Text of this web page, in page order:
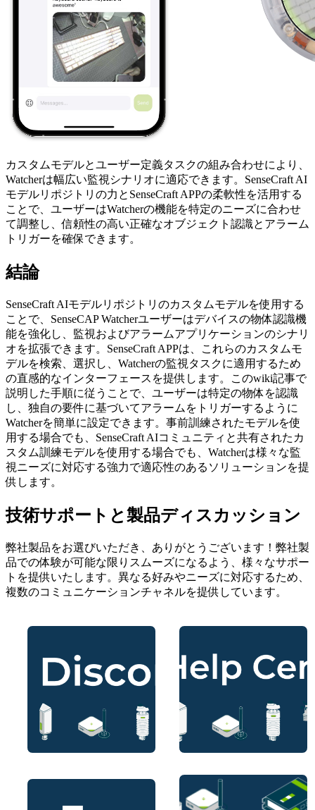
カスタムモデルとユーザー定義タスクの組み合わせにより、
Watcherは幅広い監視シナリオに適応できます。SenseCraft AI
モデルリポジトリの力とSenseCraft APPの柔軟性を活用する
ことで、ユーザーはWatcherの機能を特定のニーズに合わせ
て調整し、信頼性の高い正確なオブジェクト認識とアラーム
トリガーを確保できます。
結論
SenseCraft AIモデルリポジトリのカスタムモデルを使用する
ことで、SenseCAP Watcherユーザーはデバイスの物体認識機
能を強化し、監視およびアラームアプリケーションのシナリ
オを拡張できます。SenseCraft APPは、これらのカスタムモ
デルを検索、選択し、Watcherの監視タスクに適用するため
の直感的なインターフェースを提供します。このwiki記事で
説明した手順に従うことで、ユーザーは特定の物体を認識
し、独自の要件に基づいてアラームをトリガーするように
Watcherを簡単に設定できます。事前訓練されたモデルを使
用する場合でも、SenseCraft AIコミュニティと共有されたカ
スタム訓練モデルを使用する場合でも、Watcherは様々な監
視ニーズに対応する強力で適応性のあるソリューションを提
供します。
技術サポートと製品ディスカッション
弊社製品をお選びいただき、ありがとうございます！弊社製
品での体験が可能な限りスムーズになるよう、様々なサポー
トを提供いたします。異なる好みやニーズに対応するため、
複数のコミュニケーションチャネルを提供しています。